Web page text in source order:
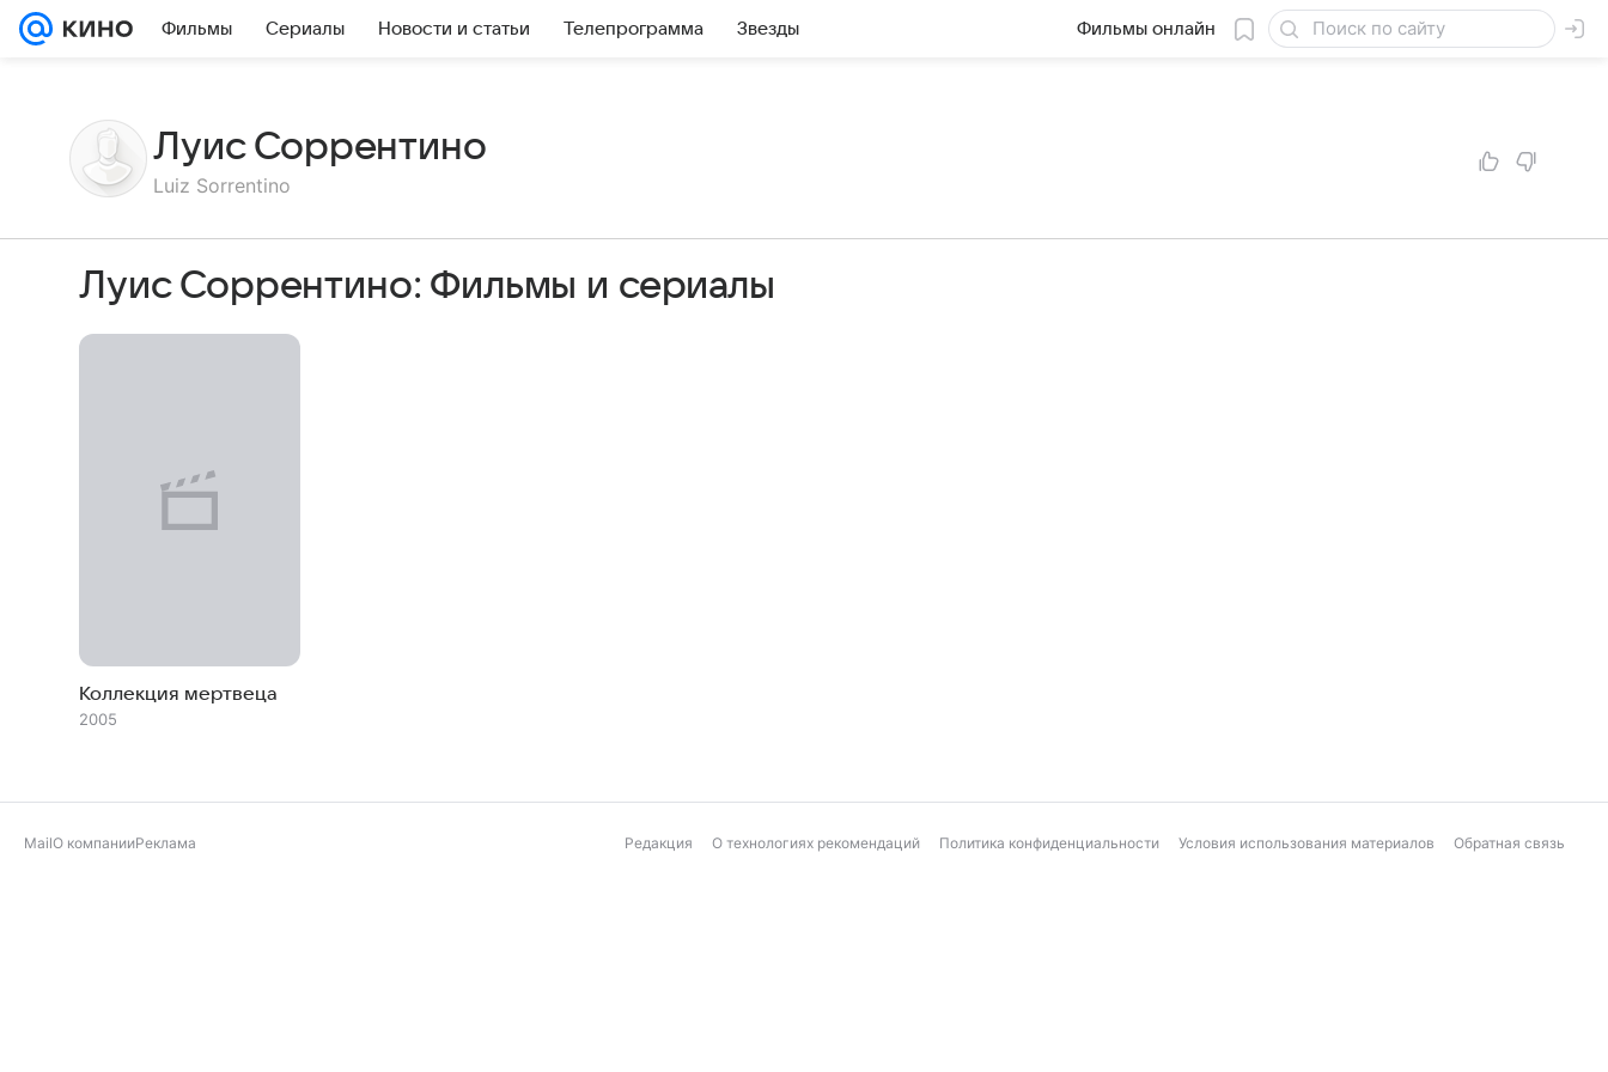
Фильмы Сериалы Новости и статьи Телепрограмма Звезды Фильмы онлайн
Луис Соррентино
Luiz Sorrentino
Луис Соррентино: Фильмы и сериалы
Коллекция мертвеца
2005
MailО компанииРеклама Редакция О технологиях рекомендаций Политика конфиденциальности Условия использования материалов Обратная связь